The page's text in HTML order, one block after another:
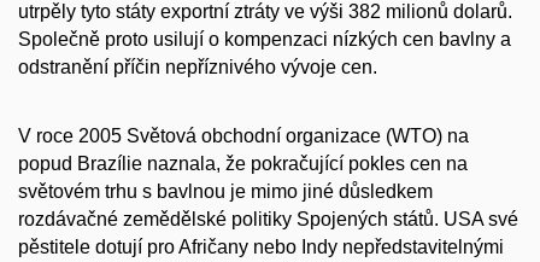
utrpěly tyto státy exportní ztráty ve výši 382 milionů dolarů.
Společně proto usilují o kompenzaci nízkých cen bavlny a
odstranění příčin nepříznivého vývoje cen.
V roce 2005 Světová obchodní organizace (WTO) na
popud Brazílie naznala, že pokračující pokles cen na
světovém trhu s bavlnou je mimo jiné důsledkem
rozdávačné zemědělské politiky Spojených států. USA své
pěstitele dotují pro Afričany nebo Indy nepředstavitelnými